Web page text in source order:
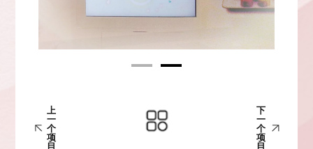
上
一
个
项
下
一
个
项